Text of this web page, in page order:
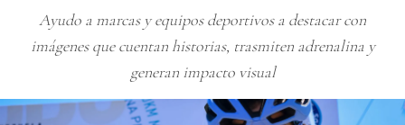
Ayudo a marcas y equipos deportivos a destacar con
imágenes que cuentan historias, trasmiten adrenalina y
generan impacto visual